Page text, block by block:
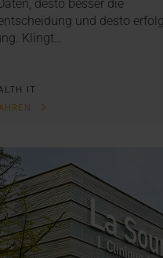
desto besser die
und desto
Klingt…
IT